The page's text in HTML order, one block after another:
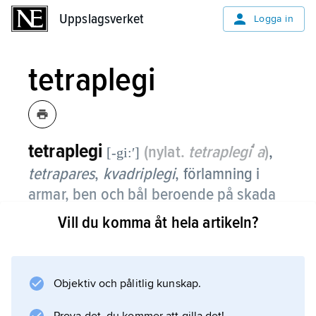
Uppslagsverket Logga in
tetraplegi
tetraplegi [-gi:ʹ] (nylat. tetraplegiʹa),
tetrapares, kvadriplegi, förlamning i
armar, ben och bål beroende på skada
eller sjukdom som drabbat
nedsatt nedanför skadenivån. Tömningen av
Vill du komma åt hela artikeln?
Objektiv och pålitlig kunskap.